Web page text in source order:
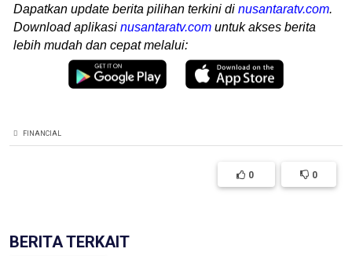
Dapatkan update berita pilihan terkini di nusantaratv.com.
Download aplikasi nusantaratv.com untuk akses berita
lebih mudah dan cepat melalui:
FINANCIAL
0 0
BERITA TERKAIT